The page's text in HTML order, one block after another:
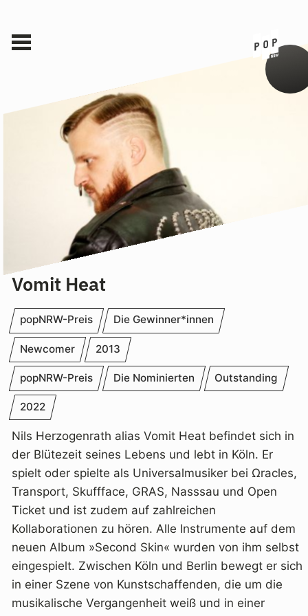
Vomit Heat
popNRW-Preis Die Gewinner*innen
Newcomer 2013
popNRW-Preis Die Nominierten Outstanding
2022
Nils Herzogenrath alias Vomit Heat befindet sich in
der Blütezeit seines Lebens und lebt in Köln. Er
spielt oder spielte als Universalmusiker bei Ωracles,
Transport, Skuffface, GRAS, Nasssau und Open
Ticket und ist zudem auf zahlreichen
Kollaborationen zu hören. Alle Instrumente auf dem
neuen Album »Second Skin« wurden von ihm selbst
eingespielt. Zwischen Köln und Berlin bewegt er sich
in einer Szene von Kunstschaffenden, die um die
musikalische Vergangenheit weiß und in einer